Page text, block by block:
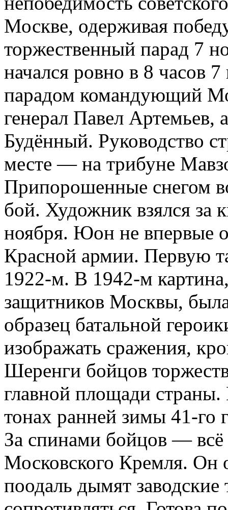
Москве, одерживая
торжественный парад 7
начался ровно в 8 часов
парадом командующий
генерал Павел
Будённый. Руководство
месте — на трибуне
Припорошенные снегом
бой. Художник взялся
ноября. Юон не впервые
Красной армии. Первую
1922-м. В 1942-м
защитников Москвы,
образец батальной
изображать сражения,
Шеренги бойцов
главной площади
тонах ранней зимы 41-го
За спинами бойцов —
Московского Кремля. Он
поодаль дымят